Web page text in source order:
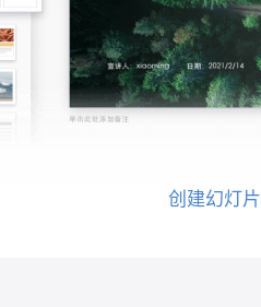
创建幻灯片